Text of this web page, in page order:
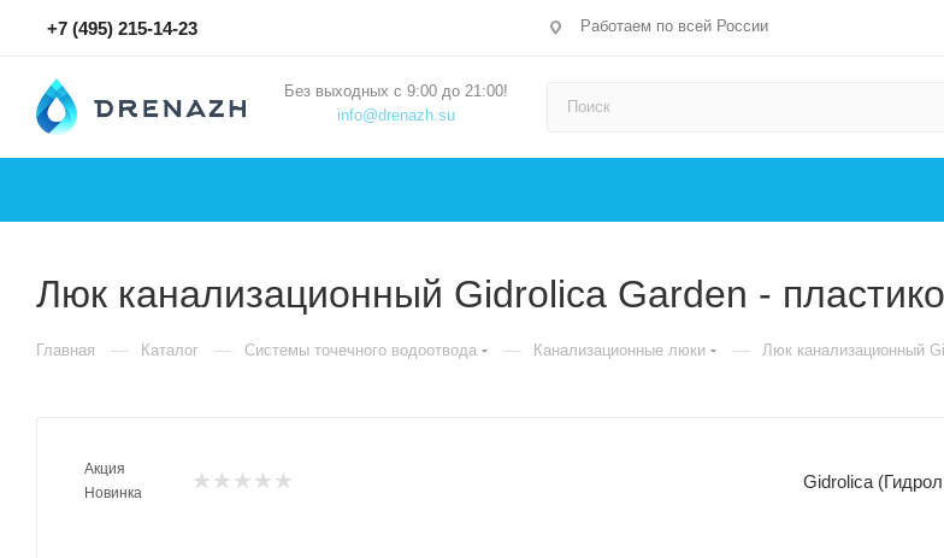
+7 (495) 215-14-23 Работаем по всей России
Без выходных с 9:00 до 21:00!
info@drenazh.su
Люк канализационный Gidrolica Garden -
Главная — Каталог — Системы точечного водоотвода — Канализационные люки — Люк канализационный
Акция
Новинка
Gidrolica